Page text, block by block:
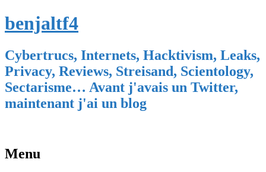
benjaltf4
Cybertrucs, Internets, Hacktivism, Leaks,
Privacy, Reviews, Streisand, Scientology,
Sectarisme… Avant j'avais un Twitter,
maintenant j'ai un blog
Menu